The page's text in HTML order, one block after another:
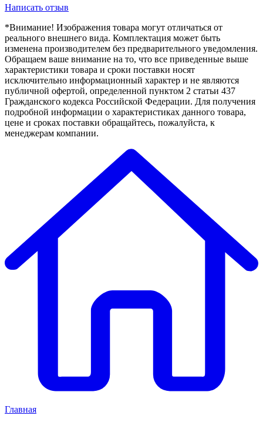
Написать отзыв
*Внимание! Изображения товара могут отличаться от
реального внешнего вида. Комплектация может быть
изменена производителем без предварительного уведомления.
Обращаем ваше внимание на то, что все приведенные выше
характеристики товара и сроки поставки носят
исключительно информационный характер и не являются
публичной офертой, определенной пунктом 2 статьи 437
Гражданского кодекса Российской Федерации. Для получения
подробной информации о характеристиках данного товара,
цене и сроках поставки обращайтесь, пожалуйста, к
менеджерам компании.
Главная